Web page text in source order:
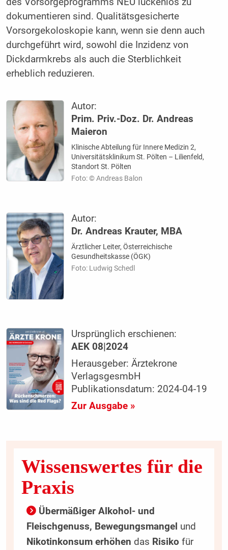
dokumentieren sind. Qualitätsgesicherte
Vorsorgekoloskopie kann, wenn sie denn auch
durchgeführt wird, sowohl die Inzidenz von
Dickdarmkrebs als auch die Sterblichkeit
erheblich reduzieren.
Autor:
Prim. Priv.-Doz. Dr. Andreas
Maieron
Klinische Abteilung für Innere Medizin 2,
Universitätsklinikum St. Pölten – Lilienfeld,
Standort St. Pölten
Foto: © Andreas Balon
Autor:
Dr. Andreas Krauter, MBA
Ärztlicher Leiter, Österreichische
Gesundheitskasse (ÖGK)
Foto: Ludwig Schedl
Ursprünglich erschienen:
AEK 08|2024
Herausgeber: Ärztekrone
VerlagsgesmbH
Publikationsdatum: 2024-04-19
Zur Ausgabe »
Wissenswertes für die
Praxis
Übermäßiger Alkohol- und
Fleischgenuss, Bewegungsmangel und
Nikotinkonsum erhöhen das Risiko für